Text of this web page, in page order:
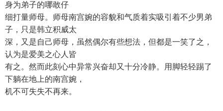
身为弟子的哪敢仔
细打量师母。师母南宫婉的容貌和气质着实吸引着不少男弟
子，只是韩立积威太
深，又是自己师母，虽然偶尔有些想法，但都是一笑了之，
认为是爱美之心人皆
有之。然而此刻心中异常兴奋却又十分冷静。用脚轻轻踢了
下躺在地上的南宫婉，
机不可失失不再来。